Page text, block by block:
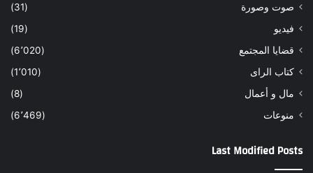
صوت وصورة
(31)
فيديو
(19)
قضايا المجتمع
(6٬020)
كتاب الراى
(1٬010)
مال و أعمال
(8)
منوعات
(6٬469)
Last Modified Posts